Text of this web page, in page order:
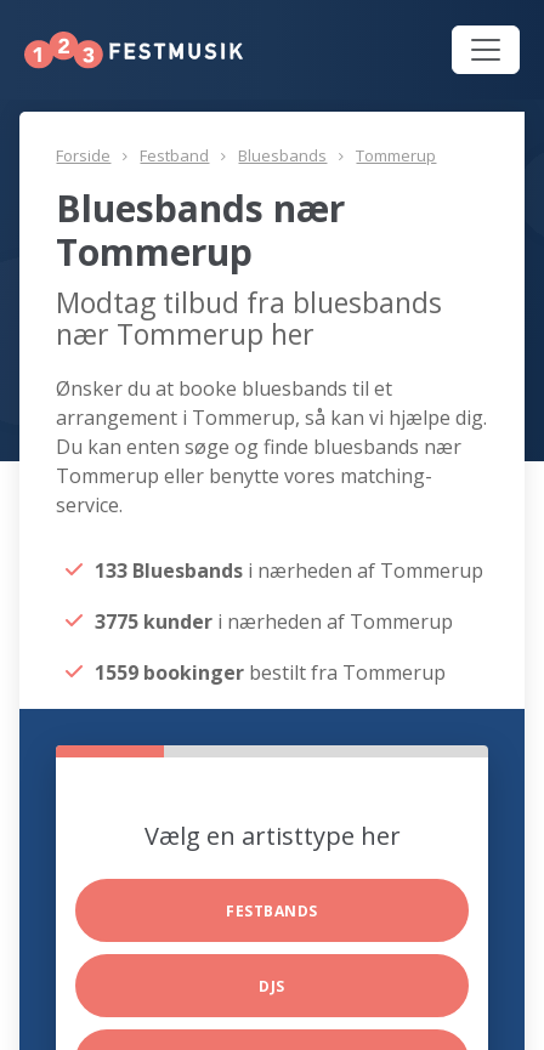
Forside Festband Bluesbands Tommerup
Bluesbands nær
Tommerup
Modtag tilbud fra bluesbands
nær Tommerup her
Ønsker du at booke bluesbands til et
arrangement i Tommerup, så kan vi hjælpe dig.
Du kan enten søge og finde bluesbands nær
Tommerup eller benytte vores matching-
service.
133 Bluesbands i nærheden af Tommerup
3775 kunder i nærheden af Tommerup
1559 bookinger bestilt fra Tommerup
Vælg en artisttype her
FESTBANDS
DJS